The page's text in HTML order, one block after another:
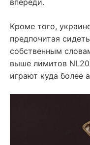
впереди.
Кроме того,
предпочитая
собственным
выше лимитов
играют куда более